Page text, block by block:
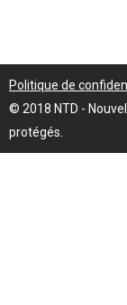
Politique de
© 2018 NTD -
protégés.